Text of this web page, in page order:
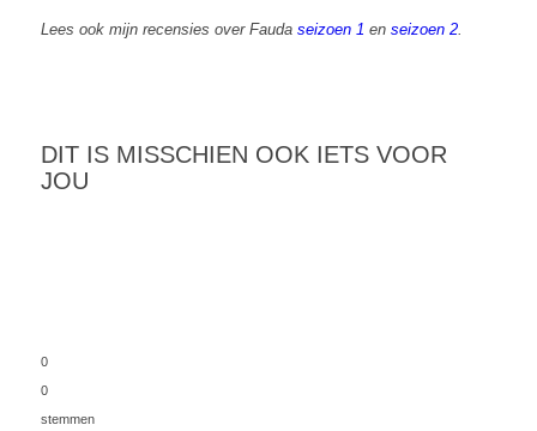
Lees ook mijn recensies over Fauda seizoen 1 en seizoen 2.
DIT IS MISSCHIEN OOK IETS VOOR
JOU
0
0
stemmen